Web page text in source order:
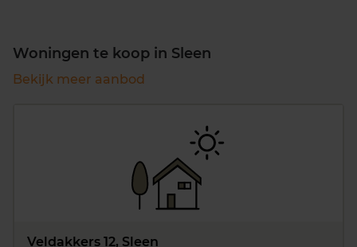
Woningen te koop in Sleen
Bekijk meer aanbod
Veldakkers 12, Sleen